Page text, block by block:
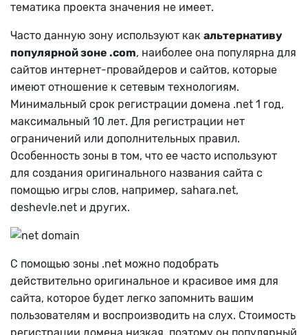
тематика проекта значения не имеет.
Часто данную зону используют как альтернативу
популярной зоне .com, наиболее она популярна для
сайтов интернет-провайдеров и сайтов, которые
имеют отношение к сетевым технологиям.
Минимальный срок регистрации домена .net 1 год,
максимальный 10 лет. Для регистрации нет
ограничений или дополнительных правил.
Особенность зоны в том, что ее часто используют
для создания оригинального названия сайта с
помощью игры слов, например, sahara.net,
deshevle.net и других.
С помощью зоны .net можно подобрать
действительно оригинальное и красивое имя для
сайта, которое будет легко запомнить вашим
пользователям и воспроизводить на слух. Стоимость